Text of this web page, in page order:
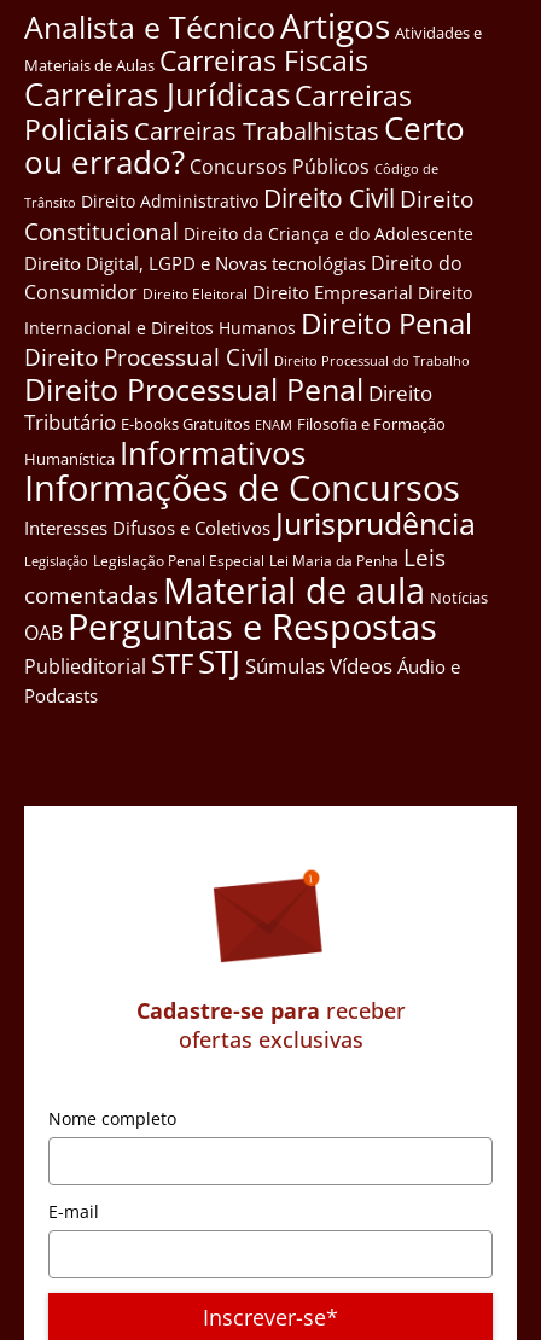
Analista e TécnicoArtigos Atividades e
Materiais de Aulas Carreiras Fiscais
Carreiras JurídicasCarreiras
Policiais Carreiras Trabalhistas Certo
ou errado? Concursos Públicos Côdigo de
Trânsito Direito Administrativo Direito Civil Direito
Constitucional Direito da Criança e do Adolescente
Direito Digital, LGPD e Novas tecnológias Direito do
Consumidor Direito Eleitoral Direito Empresarial Direito
Internacional e Direitos Humanos Direito Penal
Direito Processual Civil Direito Processual do Trabalho
Direito Processual Penal Direito
Tributário E-books Gratuitos ENAM Filosofia e Formação
Humanística Informativos
Informações de Concursos
Interesses Difusos e Coletivos Jurisprudência
Legislação Legislação Penal Especial Lei Maria da Penha Leis
comentadas Material de aula Notícias
OAB Perguntas e Respostas
Publieditorial STFSTJ SúmulasVídeos Áudio e
Podcasts
Cadastre-se para receber
ofertas exclusivas
Nome completo
E-mail
Inscrever-se*